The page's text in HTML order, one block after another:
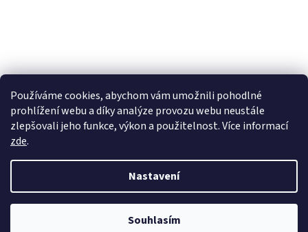
Používáme cookies, abychom vám umožnili pohodlné
prohlížení webu a díky analýze provozu webu neustále
zlepšovali jeho funkce, výkon a použitelnost. Více informací
zde.
Nastavení
Souhlasím
Copyright 2026wadima.cz - kvalitní oblečení a prádlo pro
. Všechna práva vyhrazena.